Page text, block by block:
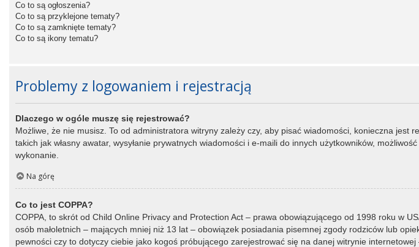
Co to są ogłoszenia?
Co to są przyklejone tematy?
Co to są zamknięte tematy?
Co to są ikony tematu?
Problemy z logowaniem i rejestracją
Dlaczego w ogóle muszę się rejestrować?
Możliwe, że nie musisz. To od administratora witryny zależy czy, aby pisać wiadomości, konieczna
takich jak własny awatar, wysyłanie prywatnych wiadomości i e-maili do innych użytkowników,
wykonanie.
Na górę
Co to jest COPPA?
COPPA, to skrót od Child Online Privacy and Protection Act – prawa obowiązującego od 1998 roku w
osób małoletnich – mających mniej niż 13 lat – obowiązek posiadania pisemnej zgody rodziców lub
pewności czy to dotyczy ciebie jako kogoś próbującego zarejestrować się na danej witrynie